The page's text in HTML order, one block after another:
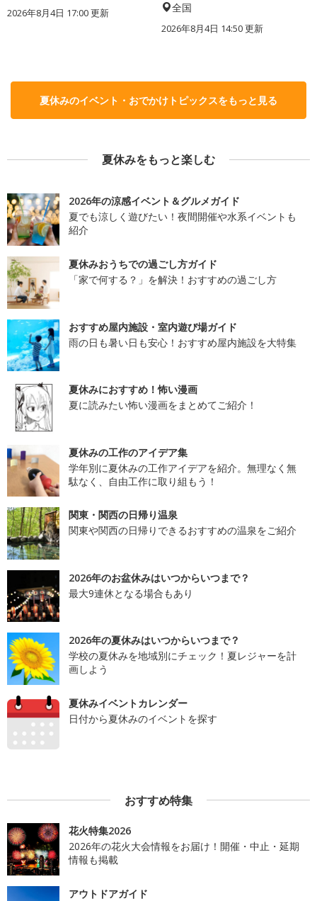
2026年8月4日 17:00更新 全国
2026年8月4日 14:50更新
夏休みのイベント・おでかけトピックスをもっと見る
夏休みをもっと楽しむ
2026年の涼感イベント＆グルメガイド
夏でも涼しく遊びたい！夜間開催や水系イベントも
紹介
夏休みおうちでの過ごし方ガイド
「家で何する？」を解決！おすすめの過ごし方
おすすめ屋内施設・室内遊び場ガイド
雨の日も暑い日も安心！おすすめ屋内施設を大特集
夏休みにおすすめ！怖い漫画
夏に読みたい怖い漫画をまとめてご紹介！
夏休みの工作のアイデア集
学年別に夏休みの工作アイデアを紹介。無理なく無
駄なく、自由工作に取り組もう！
関東・関西の日帰り温泉
関東や関西の日帰りできるおすすめの温泉をご紹介
2026年のお盆休みはいつからいつまで？
最大9連休となる場合もあり
2026年の夏休みはいつからいつまで？
学校の夏休みを地域別にチェック！夏レジャーを計
画しよう
夏休みイベントカレンダー
日付から夏休みのイベントを探す
おすすめ特集
花火特集2026
2026年の花火大会情報をお届け！開催・中止・延期
情報も掲載
アウトドアガイド